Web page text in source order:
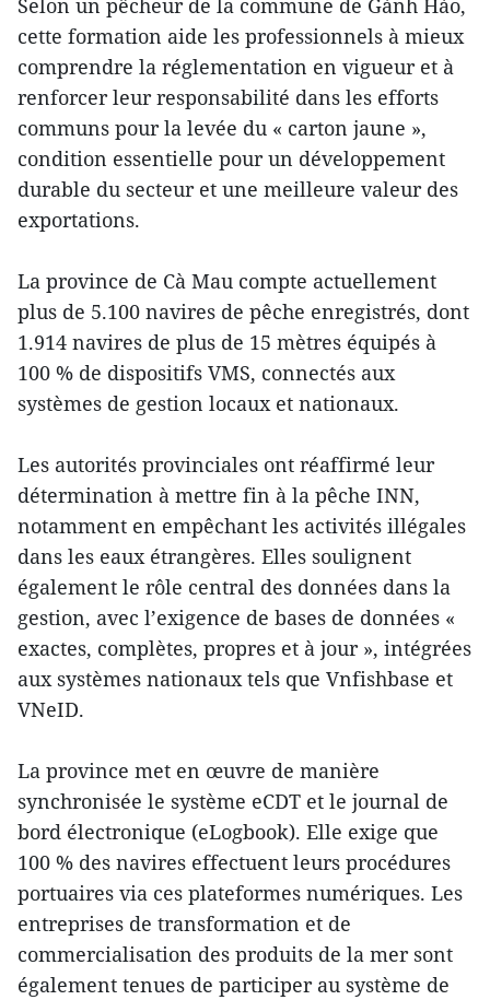
Selon un pêcheur de la commune de Gành Hào,
cette formation aide les professionnels à mieux
comprendre la réglementation en vigueur et à
renforcer leur responsabilité dans les efforts
communs pour la levée du « carton jaune »,
condition essentielle pour un développement
durable du secteur et une meilleure valeur des
exportations.
La province de Cà Mau compte actuellement
plus de 5.100 navires de pêche enregistrés, dont
1.914 navires de plus de 15 mètres équipés à
100 % de dispositifs VMS, connectés aux
systèmes de gestion locaux et nationaux.
Les autorités provinciales ont réaffirmé leur
détermination à mettre fin à la pêche INN,
notamment en empêchant les activités illégales
dans les eaux étrangères. Elles soulignent
également le rôle central des données dans la
gestion, avec l’exigence de bases de données «
exactes, complètes, propres et à jour », intégrées
aux systèmes nationaux tels que Vnfishbase et
VNeID.
La province met en œuvre de manière
synchronisée le système eCDT et le journal de
bord électronique (eLogbook). Elle exige que
100 % des navires effectuent leurs procédures
portuaires via ces plateformes numériques. Les
entreprises de transformation et de
commercialisation des produits de la mer sont
également tenues de participer au système de